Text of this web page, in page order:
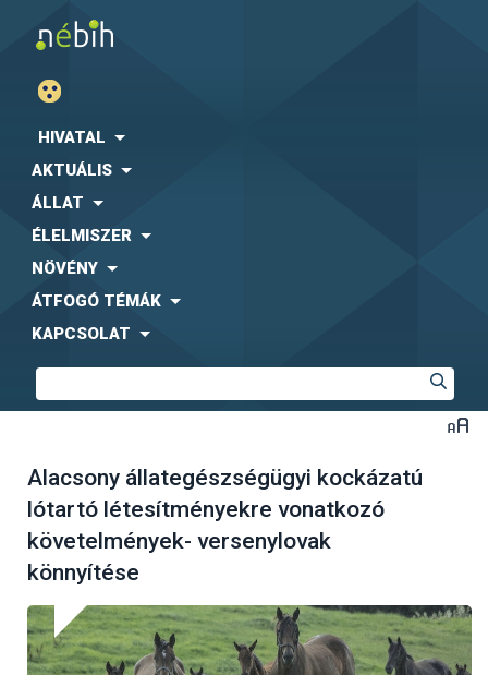
HIVATAL
AKTUÁLIS
ÁLLAT
ÉLELMISZER
NÖVÉNY
ÁTFOGÓ TÉMÁK
KAPCSOLAT
Alacsony állategészségügyi kockázatú
lótartó létesítményekre vonatkozó
követelmények- versenylovak
könnyítése